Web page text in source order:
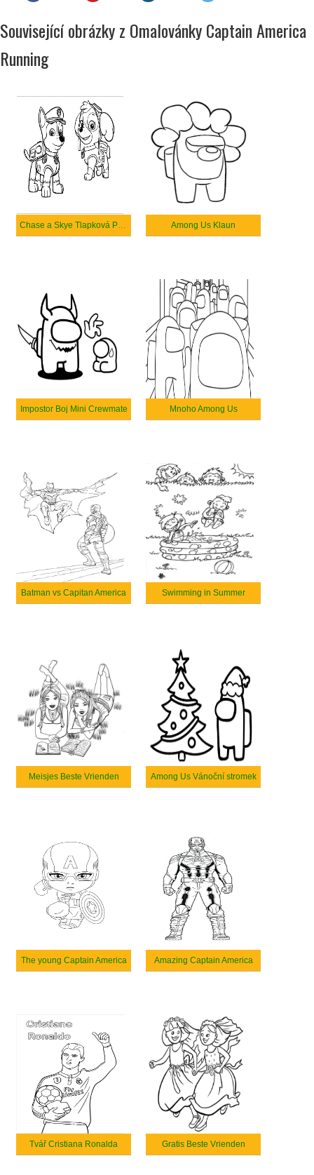
Související obrázky z Omalovánky Captain America
Running
Chase a Skye Tlapková Patrola Among Us Klaun
Impostor Boj Mini Crewmate Mnoho Among Us
Batman vs Capitan America Swimming in Summer
Meisjes Beste Vrienden Among Us Vánoční stromek
The young Captain America Amazing Captain America
Tvář Cristiana Ronalda Gratis Beste Vrienden